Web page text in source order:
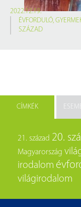
2022.12.19.
ÉVFORDULÓ,
SZÁZAD
CÍMKÉK
21. század 20.
Magyarország
irodalom
világirodalom